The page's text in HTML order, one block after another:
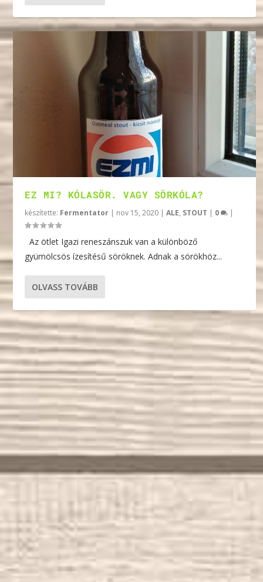
EZ MI? KÓLASÖR. VAGY SÖRKÓLA?
készítette: Fermentator | nov 15, 2020 |ALE, STOUT | 0 |
Az ötlet Igazi reneszánszuk van a különböző
gyümölcsös ízesítésű söröknek. Adnak a sörökhöz...
OLVASS TOVÁBB